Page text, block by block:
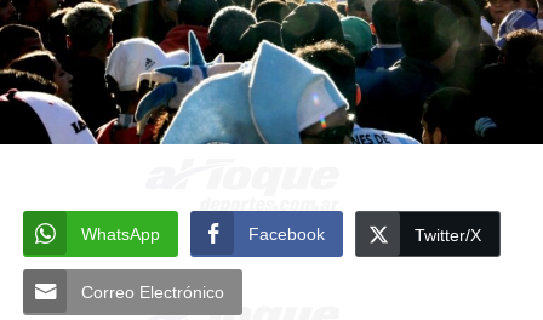
WhatsApp Facebook Twitter/X
Correo Electrónico